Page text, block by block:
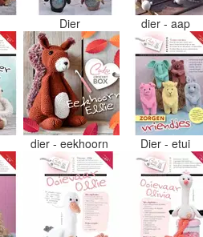
Dier dier - aap
dier - eekhoorn Dier - etui